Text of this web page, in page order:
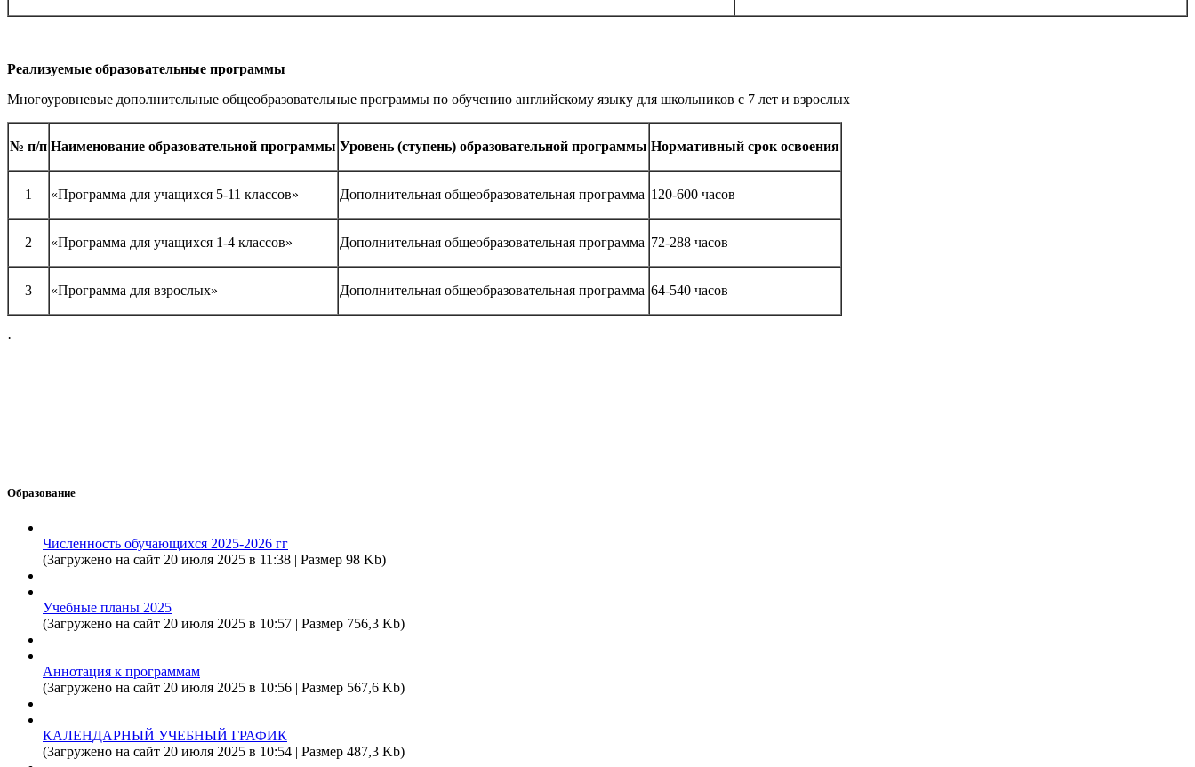
Реализуемые образовательные программы
Многоуровневые дополнительные общеобразовательные программы по обучению английскому языку для школьников с 7 лет и взрослых
№ п/п Наименование образовательной программы Уровень (ступень) образовательной программы Нормативный срок освоения
1 «Программа для учащихся 5-11 классов» Дополнительная общеобразовательная программа 120-600 часов
2 «Программа для учащихся 1-4 классов» Дополнительная общеобразовательная программа 72-288 часов
3 «Программа для взрослых» Дополнительная общеобразовательная программа 64-540 часов
·
Образование
Численность обучающихся 2025-2026 гг
(Загружено на сайт 20 июля 2025 в 11:38 | Размер 98 Kb)
Учебные планы 2025
(Загружено на сайт 20 июля 2025 в 10:57 | Размер 756,3 Kb)
Аннотация к программам
(Загружено на сайт 20 июля 2025 в 10:56 | Размер 567,6 Kb)
КАЛЕНДАРНЫЙ УЧЕБНЫЙ ГРАФИК
(Загружено на сайт 20 июля 2025 в 10:54 | Размер 487,3 Kb)